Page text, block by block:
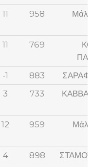
11 958
11 769
-1 883
3 733
12 959
4 898